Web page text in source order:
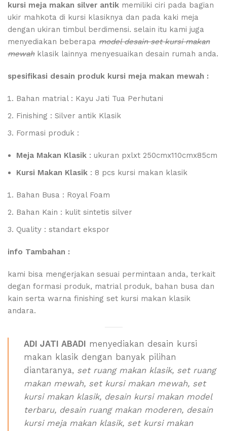
kursi meja makan silver antik memiliki ciri pada bagian
ukir mahkota di kursi klasiknya dan pada kaki meja
dengan ukiran timbul berdimensi. selain itu kami juga
menyediakan beberapa model desain set kursi makan
mewahklasik lainnya menyesuaikan desain rumah anda.
spesifikasi desain produk kursi meja makan mewah :
Bahan matrial : Kayu Jati Tua Perhutani
Finishing : Silver antik Klasik
Formasi produk :
Meja Makan Klasik : ukuran pxlxt 250cmx110cmx85cm
Kursi Makan Klasik : 8 pcs kursi makan klasik
Bahan Busa : Royal Foam
Bahan Kain : kulit sintetis silver
Quality : standart ekspor
info Tambahan :
kami bisa mengerjakan sesuai permintaan anda, terkait
degan formasi produk, matrial produk, bahan busa dan
kain serta warna finishing set kursi makan klasik
andara.
ADI JATI ABADI menyediakan desain kursi
makan klasik dengan banyak pilihan
diantaranya, set ruang makan klasik, set ruang
makan mewah, set kursi makan mewah, set
kursi makan klasik, desain kursi makan model
terbaru, desain ruang makan moderen, desain
kursi meja makan klasik, set kursi makan